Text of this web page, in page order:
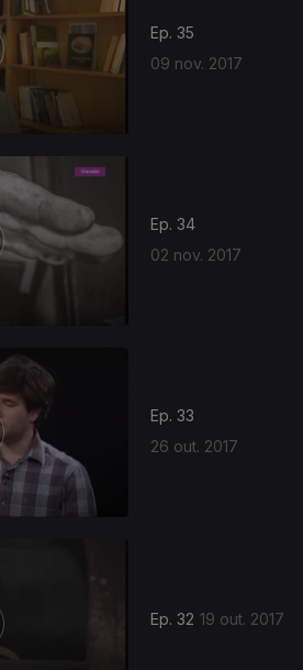
Ep. 35
09 nov. 2017
Ep. 34
02 nov. 2017
Ep. 33
26 out. 2017
Ep. 32 19 out. 2017